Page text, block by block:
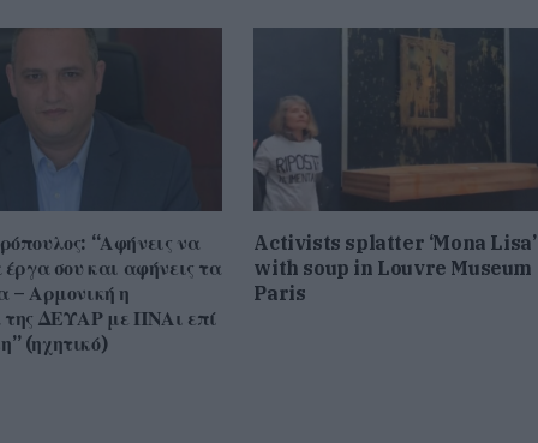
“Αφήνεις να
σου και αφήνεις τα
– Αρμονική η
της ΔΕΥΑΡ με ΠΝΑι επί
(ηχητικό)
Activists splatter ‘Mona Lisa’
with soup in Louvre Museum
Paris